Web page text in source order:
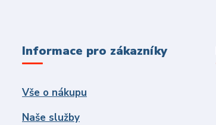
Informace pro zákazníky
Vše o nákupu
Naše služby